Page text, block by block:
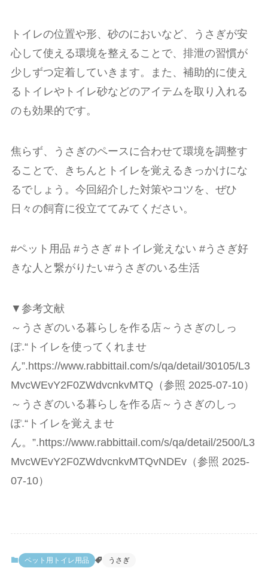
トイレの位置や形、砂のにおいなど、うさぎが安
心して使える環境を整えることで、排泄の習慣が
少しずつ定着していきます。また、補助的に使え
るトイレやトイレ砂などのアイテムを取り入れる
のも効果的です。
焦らず、うさぎのペースに合わせて環境を調整す
ることで、きちんとトイレを覚えるきっかけにな
るでしょう。今回紹介した対策やコツを、ぜひ
日々の飼育に役立ててみてください。
#ペット用品 #うさぎ #トイレ覚えない #うさぎ好
きな人と繋がりたい#うさぎのいる生活
▼参考文献
～うさぎのいる暮らしを作る店～うさぎのしっ
ぽ.“トイレを使ってくれませ
ん”.https://www.rabbittail.com/s/qa/detail/30105/L3
MvcWEvY2F0ZWdvcnkvMTQ（参照 2025-07-10）
～うさぎのいる暮らしを作る店～うさぎのしっ
ぽ.“トイレを覚えませ
ん。”.https://www.rabbittail.com/s/qa/detail/2500/L3
MvcWEvY2F0ZWdvcnkvMTQvNDEv（参照 2025-
07-10）
ペット用トイレ用品 うさぎ